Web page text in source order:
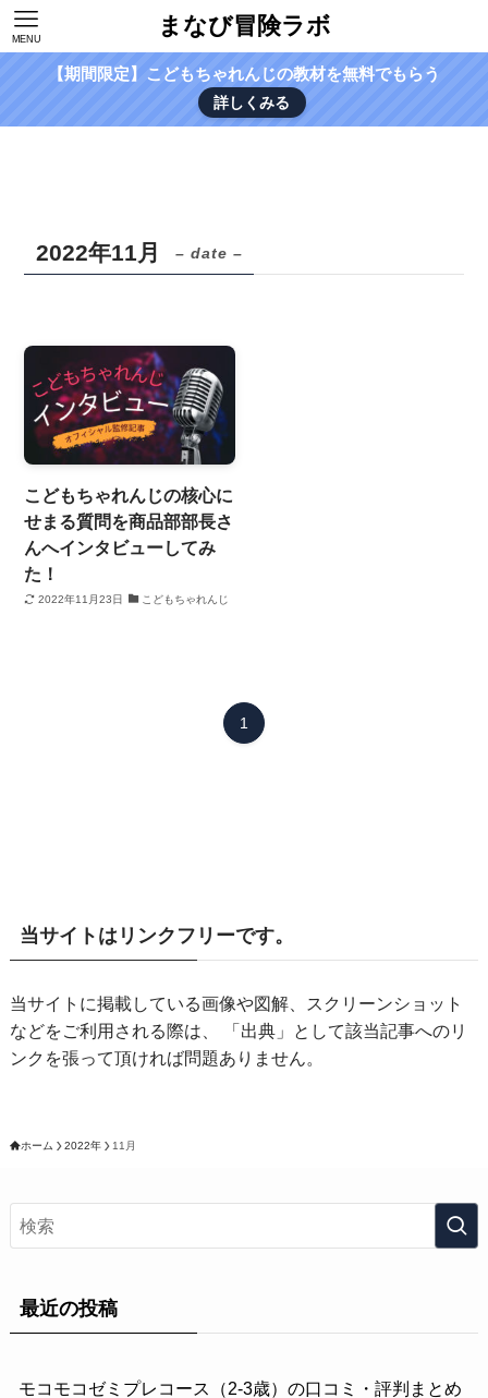
まなび冒険ラボ
MENU
【期間限定】こどもちゃれんじの教材を無料でもらう
詳しくみる
2022年11月 – date –
こどもちゃれんじの核心に
せまる質問を商品部部長さ
んへインタビューしてみ
た！
2022年11月23日 こどもちゃれんじ
1
当サイトはリンクフリーです。
当サイトに掲載している画像や図解、スクリーンショット
などをご利用される際は、 「出典」として該当記事へのリ
ンクを張って頂ければ問題ありません。
ホーム 2022年 11月
最近の投稿
モコモコゼミプレコース（2-3歳）の口コミ・評判まとめ